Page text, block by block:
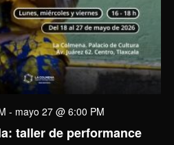
taller de performance
- mayo 27 @ 6:00 PM